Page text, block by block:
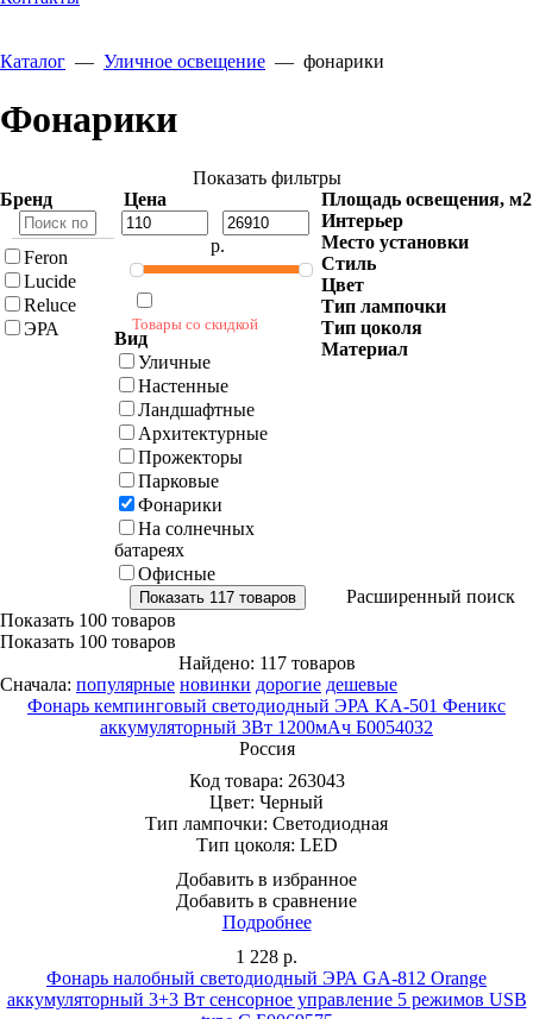
Каталог — Уличное освещение — фонарики
Фонарики
Показать фильтры
Бренд
Feron
Lucide
Reluce
ЭРА
Цена
р.
Товары со скидкой
Вид
Уличные
Настенные
Ландшафтные
Архитектурные
Прожекторы
Парковые
Фонарики
На солнечных
батареях
Офисные
Площадь освещения, м2
Интерьер
Место установки
Стиль
Цвет
Тип лампочки
Тип цоколя
Материал
Расширенный поиск
Показать 100 товаров
Показать 100 товаров
Найдено: 117 товаров
Сначала: популярные новинки дорогие дешевые
Фонарь кемпинговый светодиодный ЭРА KA-501 Феникс
аккумуляторный 3Вт 1200мАч Б0054032
Россия
Код товара: 263043
Цвет: Черный
Тип лампочки: Светодиодная
Тип цоколя: LED
Добавить в избранное
Добавить в сравнение
Подробнее
1 228 р.
Фонарь налобный светодиодный ЭРА GA-812 Orange
аккумуляторный 3+3 Bт сенсорное управление 5 режимов USB